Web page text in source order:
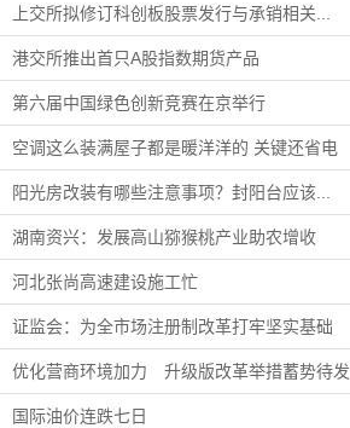
上交所拟修订科创板股票发行与承销相关...
港交所推出首只A股指数期货产品
第六届中国绿色创新竞赛在京举行
空调这么装满屋子都是暖洋洋的 关键还省电
阳光房改装有哪些注意事项？封阳台应该...
湖南资兴：发展高山猕猴桃产业助农增收
河北张尚高速建设施工忙
证监会：为全市场注册制改革打牢坚实基础
优化营商环境加力 升级版改革举措蓄势待发
国际油价连跌七日